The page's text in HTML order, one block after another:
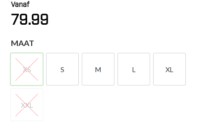
Vanaf
79.99
MAAT
XS
XS
S
S
M
M
L
L
XL
XL
XXL
XXL